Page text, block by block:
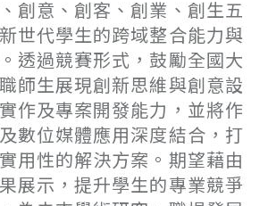
創意、創客、創業、創生五
世代學生的跨域整合能力與
透過競賽形式，鼓勵全國大
師生展現創新思維與創意設
作及專案開發能力，並將作
數位媒體應用深度結合，打
用性的解決方案。期望藉由
展示，提升學生的專業競爭